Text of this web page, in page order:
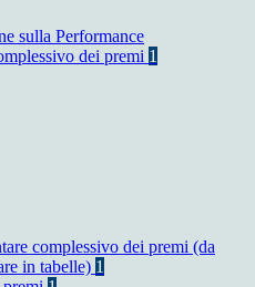
sulla Performance
dei premi 1
complessivo dei premi (da
in tabelle) 1